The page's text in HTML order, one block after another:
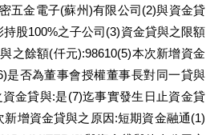
五金電子(蘇州)有限公司(2)與資金貸
股100%之子公司(3)資金貸與之限額
之餘額(仟元):98610(5)本次新增資金
是否為董事會授權董事長對同一貸與
金貸與:是(7)迄事實發生日止資金貸
新增資金貸與之原因:短期資金融通(1)